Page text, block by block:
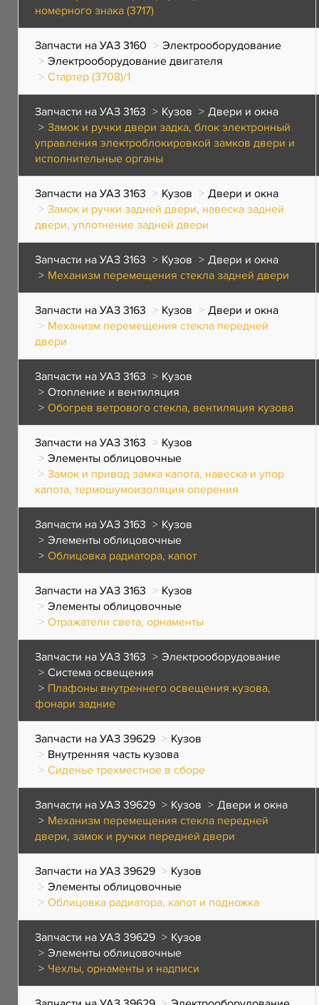
номерного знака (3717)
Запчасти на УАЗ 3160
Электрооборудование
Электрооборудование двигателя
Стартер (3708)/1
Запчасти на УАЗ 3163 Кузов
Двери и окна
Замок и ручки двери задка, блок электронный
управления электроблокировкой замков двери и
исполнительные органы
Запчасти на УАЗ 3163 Кузов
Двери и окна
Замок и ручки задней двери, навеска задней
двери, уплотнение задней двери
Запчасти на УАЗ 3163 Кузов
Двери и окна
Механизм перемещения стекла задней двери
Запчасти на УАЗ 3163 Кузов
Двери и окна
Механизм перемещения стекла передней
двери
Запчасти на УАЗ 3163
Кузов
Отопление и вентиляция
Обогрев ветрового стекла, вентиляция кузова
Запчасти на УАЗ 3163
Кузов
Элементы облицовочные
Замок и привод замка капота, навеска и упор
капота, термошумоизоляция оперения
Запчасти на УАЗ 3163
Кузов
Элементы облицовочные
Облицовка радиатора, капот
Запчасти на УАЗ 3163
Кузов
Элементы облицовочные
Отражатели света, орнаменты
Запчасти на УАЗ 3163
Электрооборудование
Система освещения
Плафоны внутреннего освещения кузова,
фонари задние
Запчасти на УАЗ 39629
Кузов
Внутренняя часть кузова
Сиденье трехместное в сборе
Запчасти на УАЗ 39629 Кузов
Двери и окна
Механизм перемещения стекла передней
двери, замок и ручки передней двери
Запчасти на УАЗ 39629
Кузов
Элементы облицовочные
Облицовка радиатора, капот и подножка
Запчасти на УАЗ 39629
Кузов
Элементы облицовочные
Чехлы, орнаменты и надписи